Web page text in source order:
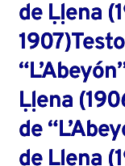
de Ḷḷena
Ḷḷena
de
de Ḷḷena